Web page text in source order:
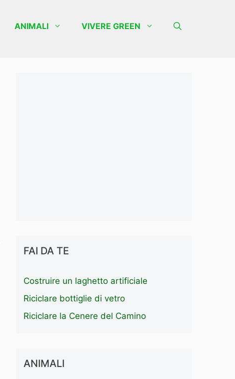
ANIMALI VIVERE GREEN
FAI DA TE
Costruire un laghetto artificiale
Riciclare bottiglie di vetro
Riciclare la Cenere del Camino
ANIMALI